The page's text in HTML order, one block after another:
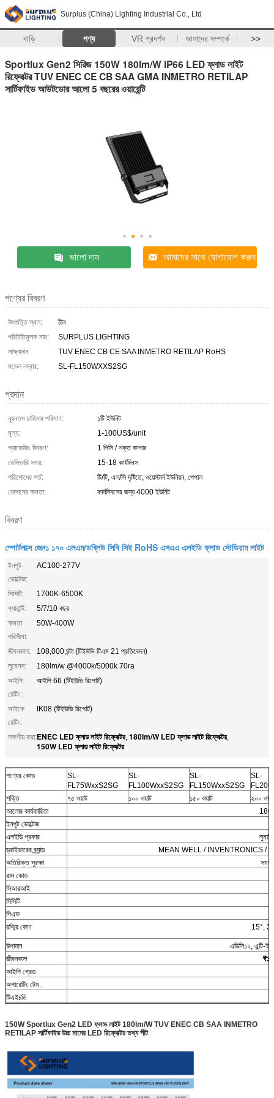
Surplus (China) Lighting Industrial Co., Ltd
বাড়ি পণ্য VR প্রদর্শন আমাদের সম্পর্কে >>
Sportlux Gen2 সিরিজ 150W 180lm/W IP66 LED ফ্লাড লাইট
রিফ্লেক্টর TUV ENEC CE CB SAA GMA INMETRO RETILAP
সার্টিফাইড আউটডোর আলো 5 বছরের ওয়ারেন্টি
ভালো দাম আমাদের সাথে যোগাযোগ করুন
পণ্যের বিবরণ
উৎপত্তি স্থল:
চীন
পরিচিতিমুলক নাম:
SURPLUS LIGHTING
সাক্ষ্যদান:
TUV ENEC CB CE SAA INMETRO RETILAP RoHS
মডেল নম্বার:
SL-FL150WXXS2SG
প্রদান
ন্যূনতম চাহিদার পরিমাণ:
১টি ইউনিট
মূল্য:
1-100US$/unit
প্যাকেজিং বিবরণ:
1 পিসি / শক্ত কাগজ
ডেলিভারি সময়:
15-18 কার্যদিবস
পরিশোধের শর্ত:
টি/টি, এল/সি দৃষ্টিতে, ওয়েস্টার্ন ইউনিয়ন, পেপাল
যোগানের ক্ষমতা:
কার্যদিবসের জন্য 4000 ইউনিট
বিবরণ
স্পোর্টলাক্স জেন১ ১৭০ এলএম/ডব্লিউ সিবি সিই RoHS এসএএ এলইডি ফ্লাড স্টেডিয়াম লাইট
ইনপুট
ভোল্টেজ:
AC100-277V
সিসিটি:
1700K-6500K
গ্যারান্টি:
5/7/10 বছর
ক্ষমতা
পরিসীমা:
50W-400W
জীবনকাল:
108,000 ঘন্টা (টিইউভি টিএম 21 প্রতিবেদন)
লুমেনস:
180lm/w @4000k/5000k 70ra
আইপি
রেটিং:
আইপি 66 (টিইউভি রিপোর্ট)
আইকে
রেটিং:
IK08 (টিইউভি রিপোর্ট)
লক্ষণীয় করা:ENEC LED ফ্লাড লাইট রিফ্লেক্টর, 180lm/W LED ফ্লাড লাইট রিফ্লেক্টর,
150W LED ফ্লাড লাইট রিফ্লেক্টর
পণ্যের কোড
SL-
FL75WxxS2SG
SL-
FL100WxxS2SG
SL-
FL150WxxS2SG
SL-
শক্তি
৭৫ ওয়াট ১০০ ওয়াট ১৫০ ওয়াট
২০০ ওয়াট
আলোর কার্যকারিতা
ইনপুট ভোল্টেজ
এলইডি প্রকার
ড্রাইভারের ব্র্যান্ড
MEAN WELL / INVENTRONICS /
অতিরিক্ত সুরক্ষা
রাল কোড
সিআরআই
সিসিটি
পিএফ
রশ্মির কোণ
15°,
উপাদান
এডিসি১২, এন্টি-
জীবনকাল
আইপি গ্রেড
অপারেটিং টেম.
টিএইচডি
150W Sportlux Gen2 LED ফ্লাড লাইট 180lm/W TUV ENEC CB SAA INMETRO
RETILAP সার্টিফাইড উচ্চ মানের LED রিফ্লেক্টর তথ্য শীট